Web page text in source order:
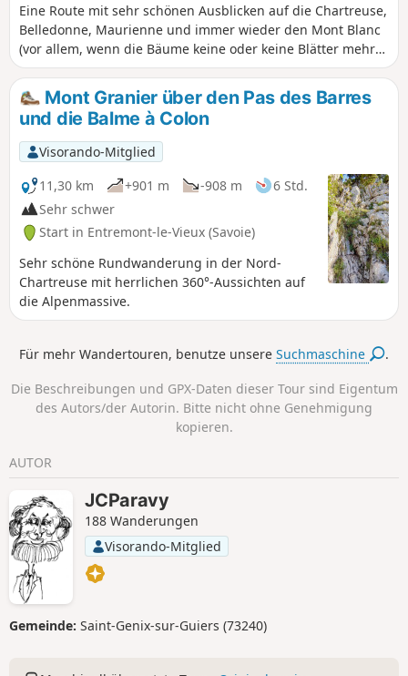
Eine Route mit sehr schönen Ausblicken auf die Chartreuse,
Belledonne, Maurienne und immer wieder den Mont Blanc
(vor allem, wenn die Bäume keine oder keine Blätter mehr
haben). Zahlreiche Bäche und Wildbäche sorgen für eine
schöne Atmosphäre, erfordern aber gutes Schuhwerk, es
sei denn, man mag nasse Füße. Leider scheint meine
Wegbeschreibung Probleme zu bereiten, daher empfehle
ich dringend die Nutzung von GPS und der Karte auf dem
Handy!
Mont Granier über den Pas des Barres
und die Balme à Colon
Visorando-Mitglied
11,30 km
+901 m -908 m
6 Std.
Sehr schwer
Start in Entremont-le-Vieux (Savoie)
Sehr schöne Rundwanderung in der Nord-
Chartreuse mit herrlichen 360°-Aussichten auf
die Alpenmassive.
Für mehr Wandertouren, benutze unsereSuchmaschine .
Die Beschreibungen und GPX-Daten dieser Tour sind Eigentum
des Autors/der Autorin. Bitte nicht ohne Genehmigung
kopieren.
AUTOR
JCParavy
188 Wanderungen
Visorando-Mitglied
Gemeinde: Saint-Genix-sur-Guiers (73240)